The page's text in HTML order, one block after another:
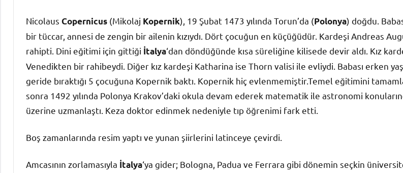
Nicolaus Copernicus (Mikolaj Kopernik), 19 Şubat 1473 yılında Torun’da (Polonya) doğdu.
bir tüccar, annesi de zengin bir ailenin kızıydı. Dört çocuğun en küçüğüdür. Kardeşi Andreas
rahipti. Dini eğitimi için gittiği İtalya‘dan döndüğünde kısa süreliğine kilisede devir aldı. Kız
Venedikten bir rahibeydi. Diğer kız kardeşi Katharina ise Thorn valisi ile evliydi. Babası erken
geride bıraktığı 5 çocuğuna Kopernik baktı. Kopernik hiç evlenmemiştir.Temel eğitimini
sonra 1492 yılında Polonya Krakov’daki okula devam ederek matematik ile astronomi
üzerine uzmanlaştı. Keza doktor edinmek nedeniyle tıp öğrenimi fark etti.
Boş zamanlarında resim yaptı ve yunan şiirlerini latinceye çevirdi.
Amcasının zorlamasıyla İtalya‘ya gider; Bologna, Padua ve Ferrara gibi dönemin seçkin